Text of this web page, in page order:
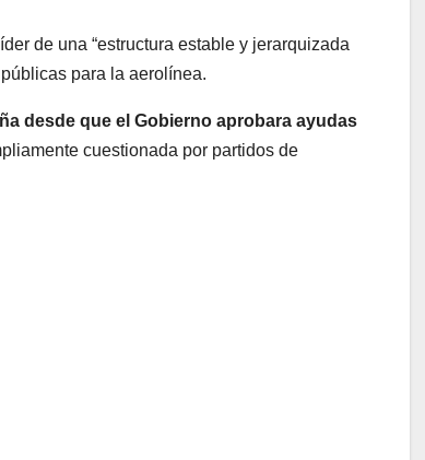
de una “estructura estable y jerarquizada
para la aerolínea.
desde que el Gobierno aprobara ayudas
cuestionada por partidos de